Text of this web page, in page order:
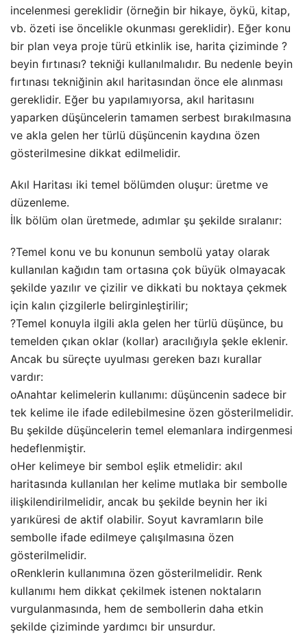
incelenmesi gereklidir (örneğin bir hikaye, öykü, kitap,
vb. özeti ise öncelikle okunması gereklidir). Eğer konu
bir plan veya proje türü etkinlik ise, harita çiziminde ?
beyin fırtınası? tekniği kullanılmalıdır. Bu nedenle beyin
fırtınası tekniğinin akıl haritasından önce ele alınması
gereklidir. Eğer bu yapılamıyorsa, akıl haritasını
yaparken düşüncelerin tamamen serbest bırakılmasına
ve akla gelen her türlü düşüncenin kaydına özen
gösterilmesine dikkat edilmelidir.
Akıl Haritası iki temel bölümden oluşur: üretme ve
düzenleme.
İlk bölüm olan üretmede, adımlar şu şekilde sıralanır:
?Temel konu ve bu konunun sembolü yatay olarak
kullanılan kağıdın tam ortasına çok büyük olmayacak
şekilde yazılır ve çizilir ve dikkati bu noktaya çekmek
için kalın çizgilerle belirginleştirilir;
?Temel konuyla ilgili akla gelen her türlü düşünce, bu
temelden çıkan oklar (kollar) aracılığıyla şekle eklenir.
Ancak bu süreçte uyulması gereken bazı kurallar
vardır:
oAnahtar kelimelerin kullanımı: düşüncenin sadece bir
tek kelime ile ifade edilebilmesine özen gösterilmelidir.
Bu şekilde düşüncelerin temel elemanlara indirgenmesi
hedeflenmiştir.
oHer kelimeye bir sembol eşlik etmelidir: akıl
haritasında kullanılan her kelime mutlaka bir sembolle
ilişkilendirilmelidir, ancak bu şekilde beynin her iki
yarıküresi de aktif olabilir. Soyut kavramların bile
sembolle ifade edilmeye çalışılmasına özen
gösterilmelidir.
oRenklerin kullanımına özen gösterilmelidir. Renk
kullanımı hem dikkat çekilmek istenen noktaların
vurgulanmasında, hem de sembollerin daha etkin
şekilde çiziminde yardımcı bir unsurdur.